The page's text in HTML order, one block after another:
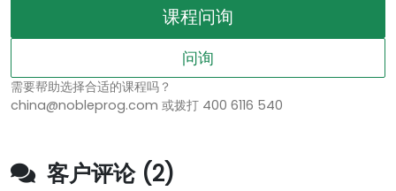
课程问询
问询
需要帮助选择合适的课程吗？
china@nobleprog.com 或拨打 400 6116 540
客户评论 (2)